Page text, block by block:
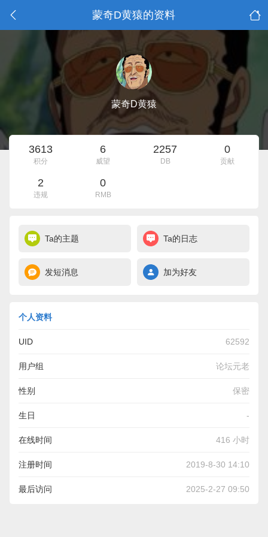
蒙奇D黄猿的资料
蒙奇D黄猿
3613
积分
6
威望
2257
DB
0
贡献
2
违规
0
RMB
Ta的主题 Ta的日志
发短消息 加为好友
个人资料
UID 62592
用户组 论坛元老
性别 保密
生日 -
在线时间 416 小时
注册时间 2019-8-30 14:10
最后访问 2025-2-27 09:50